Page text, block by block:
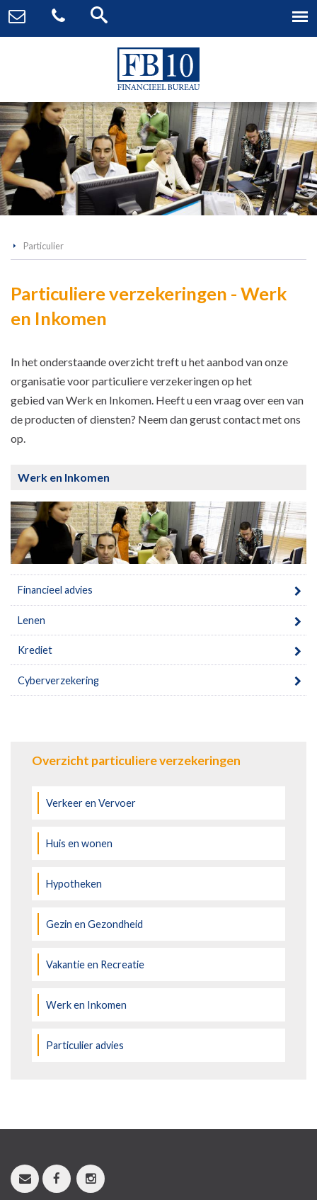
Particulier
Particuliere verzekeringen - Werk
en Inkomen
In het onderstaande overzicht treft u het aanbod van onze
organisatie voor particuliere verzekeringen op het
gebied van Werk en Inkomen. Heeft u een vraag over een van
de producten of diensten? Neem dan gerust contact met ons
op.
Werk en Inkomen
Financieel advies
Lenen
Krediet
Cyberverzekering
Overzicht particuliere verzekeringen
Verkeer en Vervoer
Huis en wonen
Hypotheken
Gezin en Gezondheid
Vakantie en Recreatie
Werk en Inkomen
Particulier advies